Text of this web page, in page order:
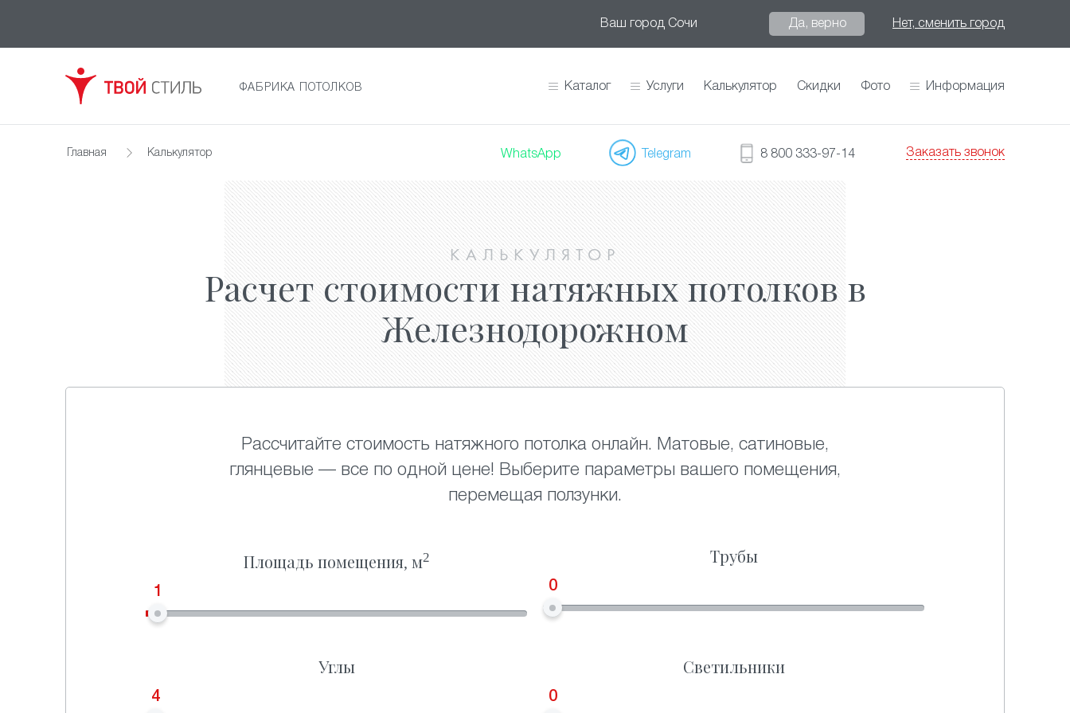
Ваш город Сочи Да, верно Нет, сменить город
ФАБРИКА ПОТОЛКОВ Каталог Услуги Калькулятор Скидки Фото Информация
Главная Калькулятор WhatsApp Telegram 8 800 333-97-14 Заказать звонок
КАЛЬКУЛЯТОР
Расчет стоимости натяжных потолков в
Железнодорожном
Рассчитайте стоимость натяжного потолка онлайн. Матовые, сатиновые,
глянцевые — все по одной цене! Выберите параметры вашего помещения,
перемещая ползунки.
Площадь помещения, м2
1
Трубы
0
Углы
4
Светильники
0